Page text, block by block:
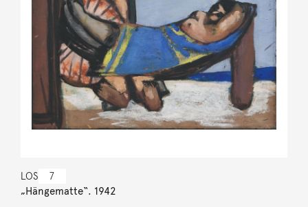
LOS 7
„Hängematte“. 1942